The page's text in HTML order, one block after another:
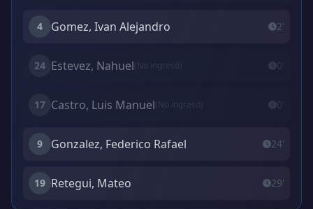
4 Gomez, Ivan Alejandro 2'
24 Estevez, Nahuel(No ingresó) 0'
17 Castro, Luis Manuel(No ingresó) 0'
9 Gonzalez, Federico Rafael 24'
19 Retegui, Mateo 29'